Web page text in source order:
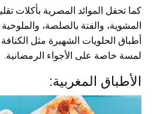
كما تحفل الموائد المصرية بأكلات
المشوية، والفتة بالصلصة، والملوخية
أطباق الحلويات الشهيرة مثل
لمسة خاصة على الأجواء الرمضانية.
الأطباق المغربية: